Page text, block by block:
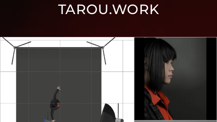
TAROU.WORK